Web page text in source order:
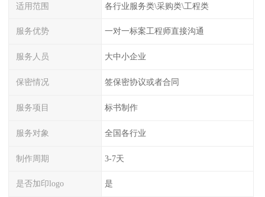
适用范围 各行业服务类\采购类\工程类
服务优势 一对一标案工程师直接沟通
服务人员 大中小企业
保密情况 签保密协议或者合同
服务项目 标书制作
服务对象 全国各行业
制作周期 3-7天
是否加印logo 是